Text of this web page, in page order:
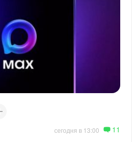
сегодня в 13:00 11